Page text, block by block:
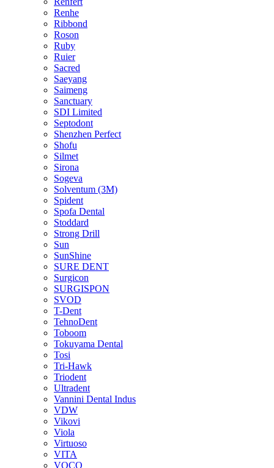
Renhe
Ribbond
Roson
Ruby
Ruier
Sacred
Saeyang
Saimeng
Sanctuary
SDI Limited
Septodont
Shenzhen Perfect
Shofu
Silmet
Sirona
Sogeva
Solventum (3M)
Spident
Spofa Dental
Stoddard
Strong Drill
Sun
SunShine
SURE DENT
Surgicon
SURGISPON
SVOD
T-Dent
TehnoDent
Toboom
Tokuyama Dental
Tosi
Tri-Hawk
Triodent
Ultradent
Vannini Dental Indus
VDW
Vikovi
Viola
Virtuoso
VITA
VOCO